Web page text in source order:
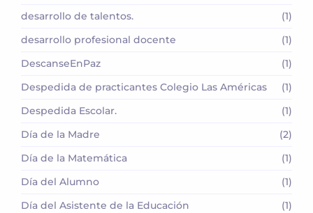
desarrollo de talentos.
(1)
desarrollo profesional docente
(1)
DescanseEnPaz
(1)
Despedida de practicantes Colegio Las Américas
(1)
Despedida Escolar.
(1)
Día de la Madre
(2)
Día de la Matemática
(1)
Día del Alumno
(1)
Día del Asistente de la Educación
(1)